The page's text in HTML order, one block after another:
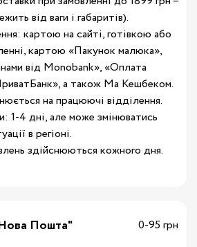
від ваги і габаритів).
картою на сайті, готівкою або
картою «Пакунок малюка»,
від Monobank», «Оплата
а також Ма Кешбеком.
на працюючі відділення.
1-4 дні, але може змінюватись
в регіоні.
здійснюються кожного дня.
Пошта"
0-95 грн